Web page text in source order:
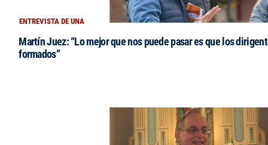
ENTREVISTA DE UNA
Martín Juez: “Lo mejor que nos puede pasar es que los
formados”